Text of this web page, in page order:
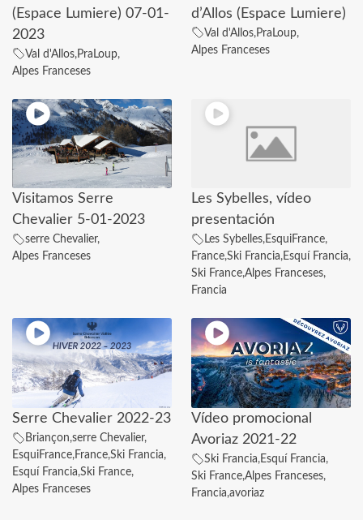
(Espace Lumiere) 07-01-
2023
Val d'Allos,PraLoup,
Alpes Franceses
d’Allos (Espace Lumiere)
Val d'Allos,PraLoup,
Alpes Franceses
Visitamos Serre
Chevalier 5-01-2023
serre Chevalier,
Alpes Franceses
Les Sybelles, vídeo
presentación
Les Sybelles,EsquiFrance,
France,Ski Francia,Esquí Francia,
Ski France,Alpes Franceses,
Francia
Serre Chevalier 2022-23
Briançon,serre Chevalier,
EsquiFrance,France,Ski Francia,
Esquí Francia,Ski France,
Alpes Franceses
Vídeo promocional
Avoriaz 2021-22
Ski Francia,Esquí Francia,
Ski France,Alpes Franceses,
Francia,avoriaz